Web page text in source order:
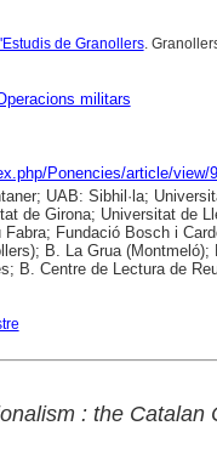
de Granollers.
militars
Ponencies/article/view/
UAB: Sibhil·la;
de Girona; Universitat de
Fundació Bosch i
B. La Grua
B. Centre de Lectura de
: the Catalan